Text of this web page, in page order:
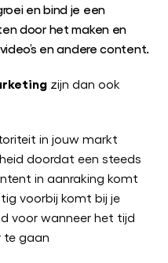
en bind je een
door het maken en
en andere content.
zijn dan ook
in jouw markt
doordat een steeds
in aanraking komt
voorbij komt bij je
voor wanneer het tijd
te gaan